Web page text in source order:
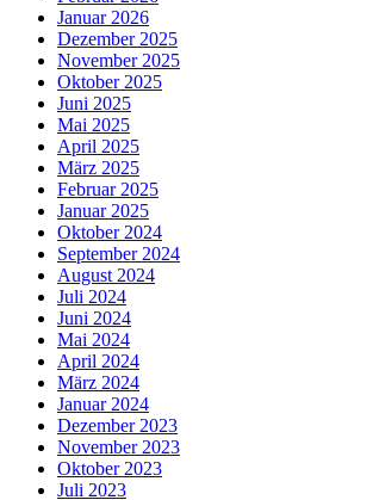
Januar 2026
Dezember 2025
November 2025
Oktober 2025
Juni 2025
Mai 2025
April 2025
März 2025
Februar 2025
Januar 2025
Oktober 2024
September 2024
August 2024
Juli 2024
Juni 2024
Mai 2024
April 2024
März 2024
Januar 2024
Dezember 2023
November 2023
Oktober 2023
Juli 2023